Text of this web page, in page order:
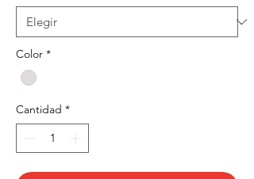
Color *
Cantidad *